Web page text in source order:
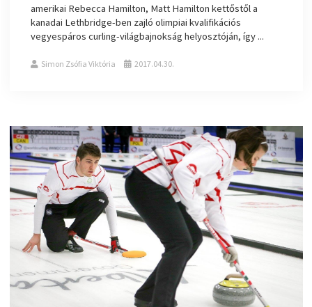
amerikai Rebecca Hamilton, Matt Hamilton kettőstől a
kanadai Lethbridge-ben zajló olimpiai kvalifikációs
vegyespáros curling-világbajnokság helyosztóján, így ...
Simon Zsófia Viktória 2017.04.30.